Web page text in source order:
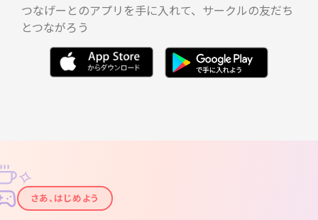
つなげーとのアプリを手に入れて、サークルの友だち
とつながろう
✦
✧
さあ、はじめよう